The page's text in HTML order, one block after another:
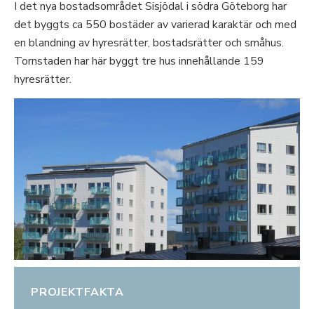
I det nya bostadsområdet Sisjödal i södra Göteborg har
det byggts ca 550 bostäder av varierad karaktär och med
en blandning av hyresrätter, bostadsrätter och småhus.
Tornstaden har här byggt tre hus innehållande 159
hyresrätter.
PROJEKTFAKTA